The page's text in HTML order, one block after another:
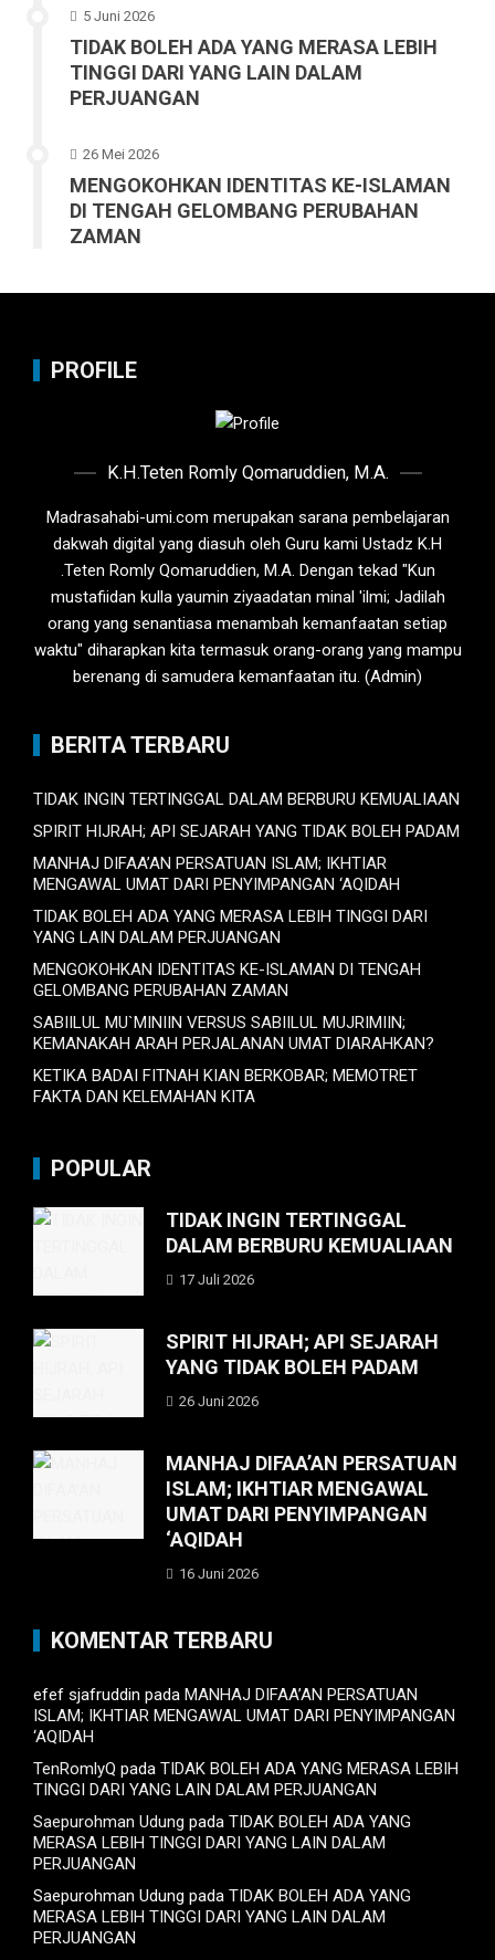
5 Juni 2026
TIDAK BOLEH ADA YANG MERASA LEBIH
TINGGI DARI YANG LAIN DALAM
PERJUANGAN
26 Mei 2026
MENGOKOHKAN IDENTITAS KE-ISLAMAN
DI TENGAH GELOMBANG PERUBAHAN
ZAMAN
PROFILE
K.H.Teten Romly Qomaruddien, M.A.
Madrasahabi-umi.com merupakan sarana pembelajaran
dakwah digital yang diasuh oleh Guru kami Ustadz K.H
.Teten Romly Qomaruddien, M.A. Dengan tekad "Kun
mustafiidan kulla yaumin ziyaadatan minal 'ilmi; Jadilah
orang yang senantiasa menambah kemanfaatan setiap
waktu" diharapkan kita termasuk orang-orang yang mampu
berenang di samudera kemanfaatan itu. (Admin)
BERITA TERBARU
TIDAK INGIN TERTINGGAL DALAM BERBURU KEMUALIAAN
SPIRIT HIJRAH; API SEJARAH YANG TIDAK BOLEH PADAM
MANHAJ DIFAA’AN PERSATUAN ISLAM; IKHTIAR
MENGAWAL UMAT DARI PENYIMPANGAN ‘AQIDAH
TIDAK BOLEH ADA YANG MERASA LEBIH TINGGI DARI
YANG LAIN DALAM PERJUANGAN
MENGOKOHKAN IDENTITAS KE-ISLAMAN DI TENGAH
GELOMBANG PERUBAHAN ZAMAN
SABIILUL MU`MINIIN VERSUS SABIILUL MUJRIMIIN;
KEMANAKAH ARAH PERJALANAN UMAT DIARAHKAN?
KETIKA BADAI FITNAH KIAN BERKOBAR; MEMOTRET
FAKTA DAN KELEMAHAN KITA
POPULAR
TIDAK INGIN TERTINGGAL
DALAM BERBURU KEMUALIAAN
17 Juli 2026
SPIRIT HIJRAH; API SEJARAH
YANG TIDAK BOLEH PADAM
26 Juni 2026
MANHAJ DIFAA’AN PERSATUAN
ISLAM; IKHTIAR MENGAWAL
UMAT DARI PENYIMPANGAN
‘AQIDAH
16 Juni 2026
KOMENTAR TERBARU
efef sjafruddin pada MANHAJ DIFAA’AN PERSATUAN
ISLAM; IKHTIAR MENGAWAL UMAT DARI PENYIMPANGAN
‘AQIDAH
TenRomlyQ pada TIDAK BOLEH ADA YANG MERASA LEBIH
TINGGI DARI YANG LAIN DALAM PERJUANGAN
Saepurohman Udung pada TIDAK BOLEH ADA YANG
MERASA LEBIH TINGGI DARI YANG LAIN DALAM
PERJUANGAN
Saepurohman Udung pada TIDAK BOLEH ADA YANG
MERASA LEBIH TINGGI DARI YANG LAIN DALAM
PERJUANGAN